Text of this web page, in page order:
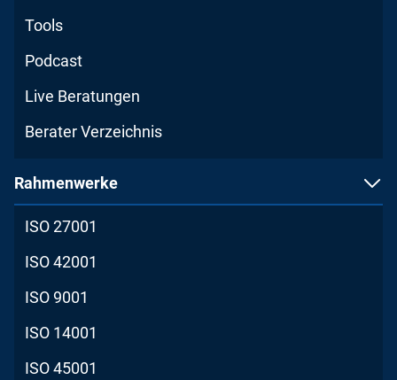
Tools
Podcast
Live Beratungen
Berater Verzeichnis
Rahmenwerke
ISO 27001
ISO 42001
ISO 9001
ISO 14001
ISO 45001